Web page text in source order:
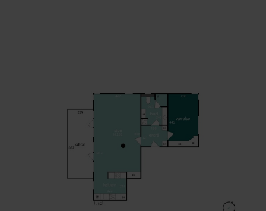
golfanlægget, hvor greens, træer og stier danner et
grønt panorama. Du kan følge årstidernes skiften
direkte fra stuen, uanset om det er forårets
nuancer eller sensommerens varme farver. Til
lejligheden hører egen garage i bebyggelsen, så
står tørt og sikkert, og du kan gå direkte herfra til
opgangen, hvilket gør ankomsten hjem tryg og